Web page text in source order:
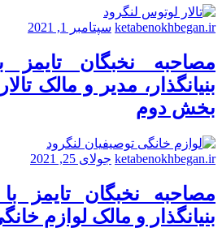
ketabenokhbegan.ir سپتامبر 1, 2021
مصاحبه نخبگان تایمز
بنیانگذار، مدیر و مالک
بخش دوم
ketabenokhbegan.ir جولای 25, 2021
مصاحبه نخبگان تایمز
بنیانگذار و مالک لوازم